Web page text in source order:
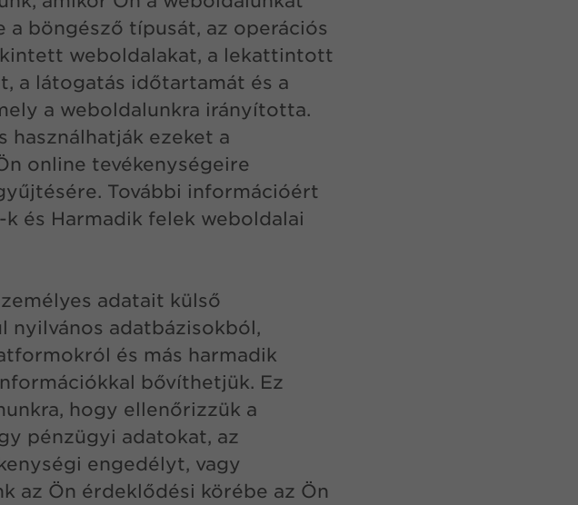
a böngésző típusát, az operációs
weboldalakat, a lekattintott
a látogatás időtartamát és a
a weboldalunkra irányította.
használhatják ezeket a
online tevékenységeire
További információért
k és Harmadik felek weboldalai
adatait külső
nyilvános adatbázisokból,
és más harmadik
bővíthetjük. Ez
hogy ellenőrizzük a
pénzügyi adatokat, az
engedélyt, vagy
az Ön érdeklődési körébe az Ön